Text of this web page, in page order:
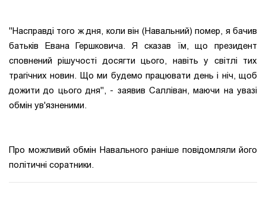
"Насправді того ж дня, коли він (Навальний) помер, я бачив
батьків Евана Гершковича. Я сказав їм, що президент
сповнений рішучості досягти цього, навіть у світлі тих
трагічних новин. Що ми будемо працювати день і ніч, щоб
дожити до цього дня", - заявив Салліван, маючи на увазі
обмін ув'язненими.
Про можливий обмін Навального раніше повідомляли його
політичні соратники.